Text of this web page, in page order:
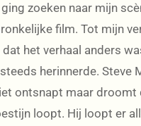
zoeken naar mijn
film. Tot mijn
dat het verhaal anders
herinnerde. Steve
ontsnapt maar droomt
loopt. Hij loopt er